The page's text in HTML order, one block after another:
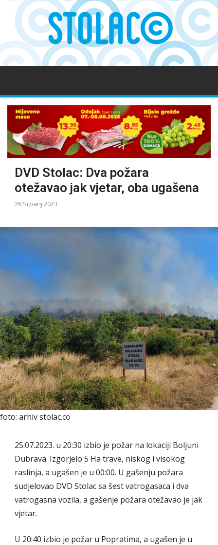
DVD Stolac: Dva požara
otežavao jak vjetar, oba ugašena
26 Srpanj 2023
foto: arhiv stolac.co
25.07.2023. u 20:30 izbio je požar na lokaciji Boljuni
Dubrava. Izgorjelo 5 Ha trave, niskog i visokog
raslinja, a ugašen je u 00:00. U gašenju požara
sudjelovao DVD Stolac sa šest vatrogasaca i dva
vatrogasna vozila, a gašenje požara otežavao je jak
vjetar.
U 20:40 izbio je požar u Popratima, a ugašen je u